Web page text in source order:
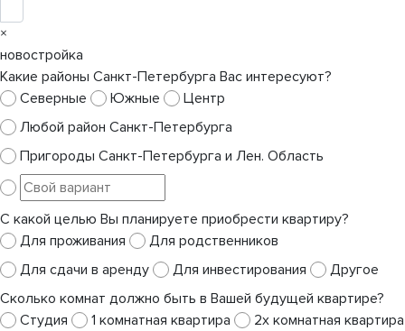
×
новостройка
Какие районы Санкт-Петербурга Вас интересуют?
Северные
Южные
Центр
Любой район Санкт-Петербурга
Пригороды Санкт-Петербурга и Лен. Область
С какой целью Вы планируете приобрести квартиру?
Для проживания
Для родственников
Для сдачи в аренду
Для инвестирования
Другое
Сколько комнат должно быть в Вашей будущей квартире?
Студия
1 комнатная квартира
2х комнатная квартира